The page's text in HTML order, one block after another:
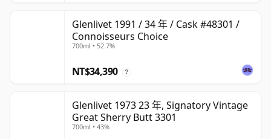
Glenlivet 1991 / 34 年 / Cask #48301 /
Connoisseurs Choice
700ml • 52.7%
NT$34,390 ?
Glenlivet 1973 23 年, Signatory Vintage
Great Sherry Butt 3301
700ml • 43%